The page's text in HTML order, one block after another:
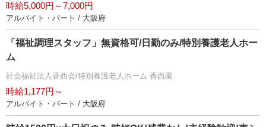
時給5,000円～7,000円
アルバイト・パート / 大阪府
「福祉調理スタッフ」無資格可/日勤のみ/特別養護老人ホー
ム
社会福祉法人香西会/特別養護老人ホーム 香西園
時給1,177円～
アルバイト・パート / 大阪府